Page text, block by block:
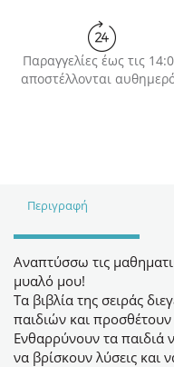
Παραγγελίες έως τις
αποστέλλονται
Περιγραφή
Αναπτύσσω τις
μυαλό μου!
Τα βιβλία της σειράς
παιδιών και
Ενθαρρύνουν τα παιδιά
να βρίσκουν λύσεις και